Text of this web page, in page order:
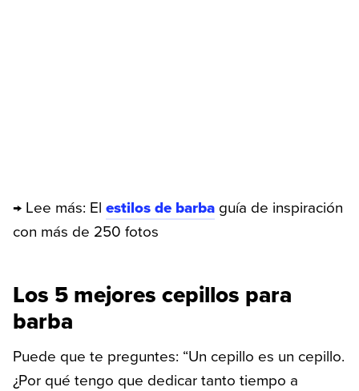
→ Lee más: El estilos de barba guía de inspiración
con más de 250 fotos
Los 5 mejores cepillos para
barba
Puede que te preguntes: “Un cepillo es un cepillo.
¿Por qué tengo que dedicar tanto tiempo a